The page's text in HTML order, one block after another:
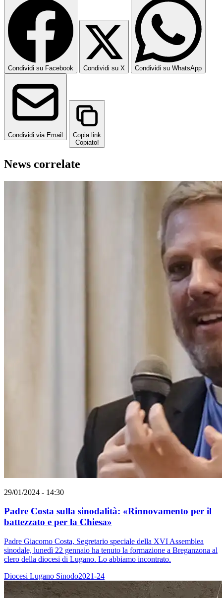
Condividi su Facebook Condividi su X Condividi su WhatsApp
Condividi via Email
Copia link
Copiato!
News correlate
29/01/2024 - 14:30
Padre Costa sulla sinodalità: «Rinnovamento per il
battezzato e per la Chiesa»
Padre Giacomo Costa, Segretario speciale della XVI Assemblea
sinodale, lunedì 22 gennaio ha tenuto la formazione a Breganzona al
clero della diocesi di Lugano. Lo abbiamo incontrato.
Diocesi Lugano Sinodo2021-24